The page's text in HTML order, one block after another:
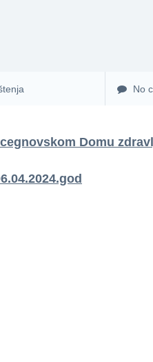
No
Domu